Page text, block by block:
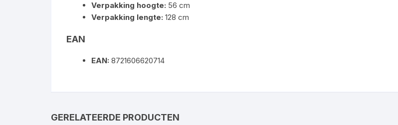
Verpakking hoogte: 56 cm
Verpakking lengte: 128 cm
EAN
EAN: 8721606620714
GERELATEERDE PRODUCTEN